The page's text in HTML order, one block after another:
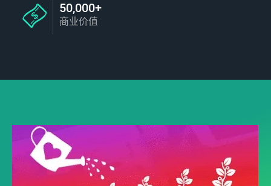
50,000+
商业价值